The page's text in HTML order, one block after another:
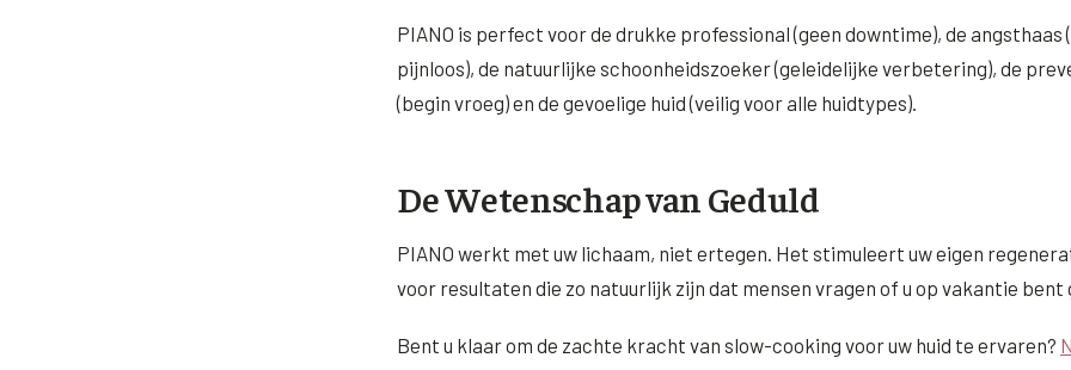
PIANO is perfect voor de drukke professional (geen downtime), de angsthaas
pijnloos), de natuurlijke schoonheidszoeker (geleidelijke verbetering), de
(begin vroeg) en de gevoelige huid (veilig voor alle huidtypes).
De Wetenschap van Geduld
PIANO werkt met uw lichaam, niet ertegen. Het stimuleert uw eigen
voor resultaten die zo natuurlijk zijn dat mensen vragen of u op vakantie bent
Bent u klaar om de zachte kracht van slow-cooking voor uw huid te ervaren?